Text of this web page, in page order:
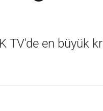
TV'de en büyük